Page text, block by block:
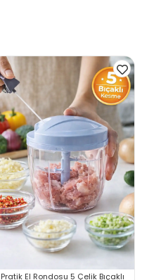
Pratik El Rondosu 5 Çelik Bıçaklı